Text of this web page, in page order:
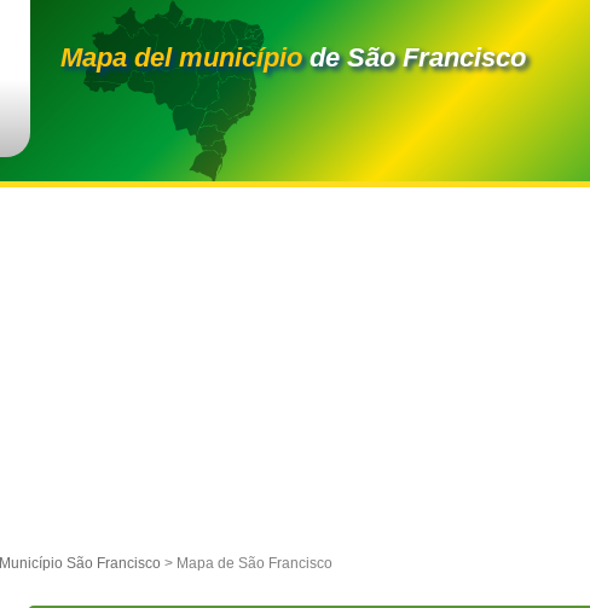
Mapa del municípiode São Francisco
Município São Francisco > Mapa de São Francisco